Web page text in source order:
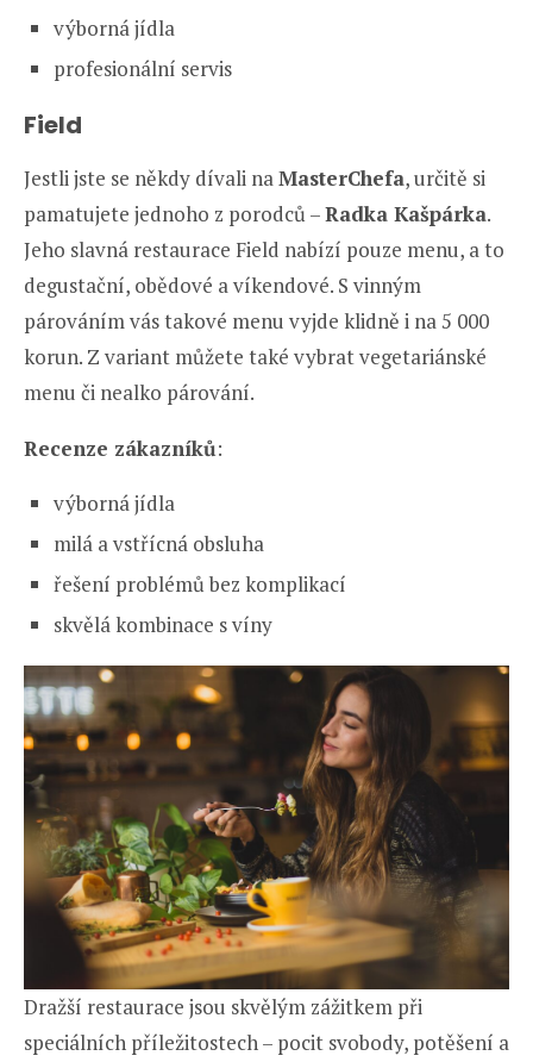
výborná jídla
profesionální servis
Field
Jestli jste se někdy dívali naMasterChefa, určitě si
pamatujete jednoho z porodců –Radka Kašpárka.
Jeho slavná restaurace Field nabízí pouze menu, a to
degustační, obědové a víkendové. S vinným
párováním vás takové menu vyjde klidně i na 5 000
korun. Z variant můžete také vybrat vegetariánské
menu či nealko párování.
Recenze zákazníků:
výborná jídla
milá a vstřícná obsluha
řešení problémů bez komplikací
skvělá kombinace s víny
Dražší restaurace jsou skvělým zážitkem při
speciálních příležitostech – pocit svobody, potěšení a